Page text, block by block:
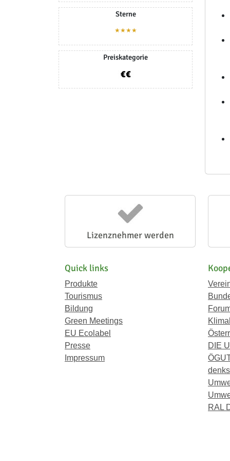
Sterne
★★★★
Preiskategorie
Lizenznehmer werden
Quick links
Produkte
Tourismus
Bildung
Green Meetings
EU Ecolabel
Presse
Impressum
DIE
RAL